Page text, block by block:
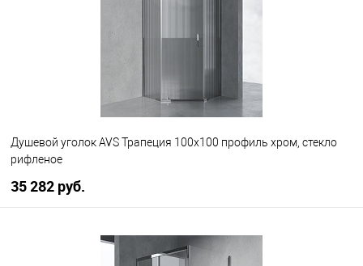
Душевой уголок AVS Трапеция 100х100 профиль хром, стекло
рифленое
35 282 руб.
В корзину